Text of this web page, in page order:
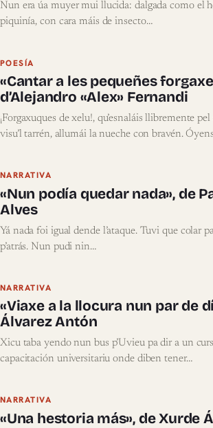
Nun era úa muyer mui llucida: dalgada como el
piquinía, con cara máis de insecto…
POESÍA
«Cantar a les pequeñes
d’Alejandro «Alex» Fernandi
¡Forgaxuques de xelu!, qu’esnaláis llibremente
visu’l tarrén, allumái la nueche con bravén.
NARRATIVA
«Nun podía quedar nada», de
Alves
Yá nada foi igual dende l’ataque. Tuvi que colar
p’atrás. Nun pudi nin…
NARRATIVA
«Viaxe a la llocura nun par de
Álvarez Antón
Xicu taba yendo nun bus p’Uvieu pa dir a un
capacitación universitariu onde diben tener…
NARRATIVA
«Una hestoria más», de Xurde